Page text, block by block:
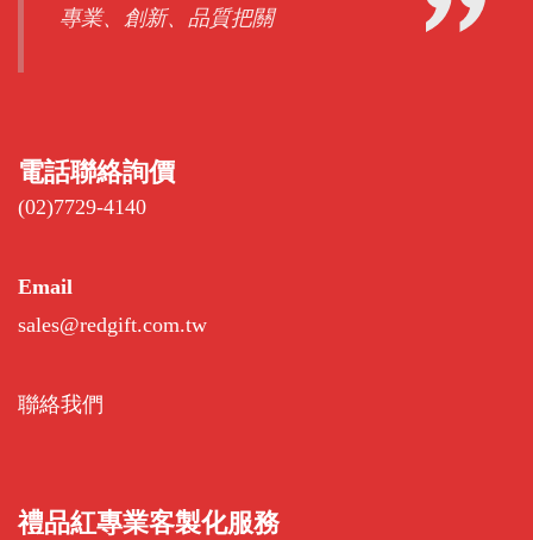
專業、創新、品質把關
電話聯絡詢價
(02)7729-4140
Email
sales@redgift.com.tw
聯絡我們
禮品紅專業客製化服務